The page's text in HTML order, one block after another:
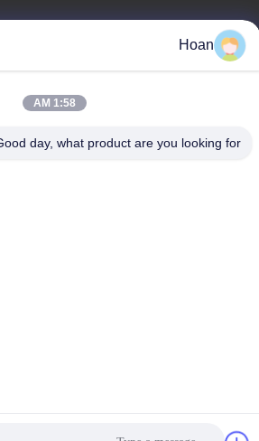
الهاتفHoan
1:58 AM
Good day, what product are you looking for?